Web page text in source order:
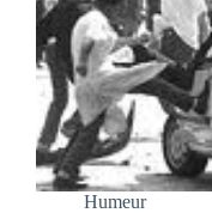
Humeur